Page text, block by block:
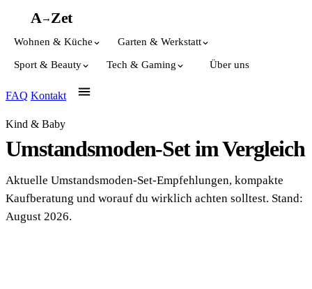
A→Zet
Wohnen & Küche Garten & Werkstatt
Sport & Beauty Tech & Gaming Über uns
FAQ Kontakt
Kind & Baby
Umstandsmoden-Set im Vergleich
Aktuelle Umstandsmoden-Set-Empfehlungen, kompakte
Kaufberatung und worauf du wirklich achten solltest. Stand:
August 2026.